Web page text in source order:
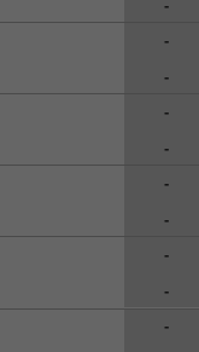
-
-
-
-
-
-
-
-
-
-